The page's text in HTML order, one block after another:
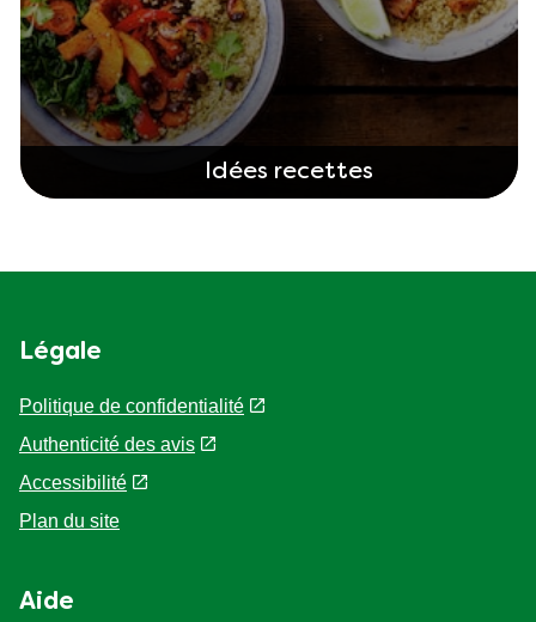
Idées recettes
Légale
Politique de confidentialité
Paramètres des cookies
Authenticité des avis
Accessibilité